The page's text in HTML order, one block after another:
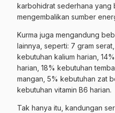
karbohidrat sederhana yang
mengembalikan sumber
Kurma juga mengandung
lainnya, seperti: 7 gram
kebutuhan kalium harian,
harian, 18% kebutuhan
mangan, 5% kebutuhan zat
kebutuhan vitamin B6 harian.
Tak hanya itu, kandungan